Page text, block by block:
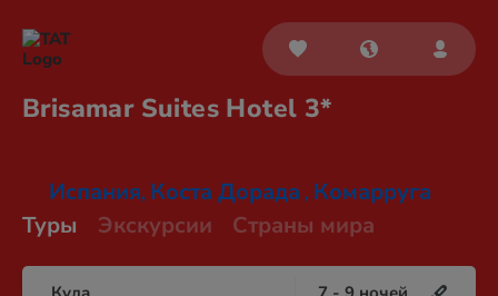
Brisamar Suites Hotel 3*
Испания, Коста Дорада , Комарруга
Туры
Экскурсии Страны мира